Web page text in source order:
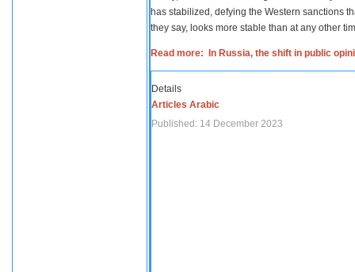
has stabilized, defying the Western sanctions
they say, looks more stable than at any other
Read more: In Russia, the shift in public
Details
Articles Arabic
Published: 14 December 2023